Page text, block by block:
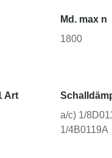
Md. max n
1800
Art
a/c) 1/
1/4B0119A